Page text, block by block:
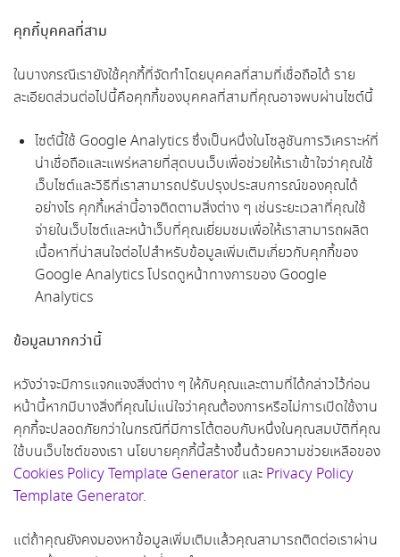
คุกกี้บุคคลที่สาม
ในบางกรณีเรายังใช้คุกกี้ที่จัดทำโดยบุคคลที่สามที่เชื่อถือได้ ราย
ละเอียดส่วนต่อไปนี้คือคุกกี้ของบุคคลที่สามที่คุณอาจพบผ่านไซต์นี้
ไซต์นี้ใช้ Google Analytics ซึ่งเป็นหนึ่งในโซลูชันการวิเคราะห์ที่
น่าเชื่อถือและแพร่หลายที่สุดบนเว็บเพื่อช่วยให้เราเข้าใจว่าคุณใช้
เว็บไซต์และวิธีที่เราสามารถปรับปรุงประสบการณ์ของคุณได้
อย่างไร คุกกี้เหล่านี้อาจติดตามสิ่งต่าง ๆ เช่นระยะเวลาที่คุณใช้
จ่ายในเว็บไซต์และหน้าเว็บที่คุณเยี่ยมชมเพื่อให้เราสามารถผลิต
เนื้อหาที่น่าสนใจต่อไปสำหรับข้อมูลเพิ่มเติมเกี่ยวกับคุกกี้ของ
Google Analytics โปรดดูหน้าทางการของ Google
Analytics
ข้อมูลมากกว่านี้
หวังว่าจะมีการแจกแจงสิ่งต่าง ๆ ให้กับคุณและตามที่ได้กล่าวไว้ก่อน
หน้านี้หากมีบางสิ่งที่คุณไม่แน่ใจว่าคุณต้องการหรือไม่การเปิดใช้งาน
คุกกี้จะปลอดภัยกว่าในกรณีที่มีการโต้ตอบกับหนึ่งในคุณสมบัติที่คุณ
ใช้บนเว็บไซต์ของเรา นโยบายคุกกี้นี้สร้างขึ้นด้วยความช่วยเหลือของ
Cookies Policy Template Generator และ Privacy Policy
Template Generator.
แต่ถ้าคุณยังคงมองหาข้อมูลเพิ่มเติมแล้วคุณสามารถติดต่อเราผ่าน